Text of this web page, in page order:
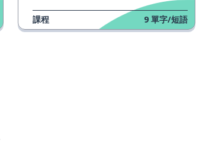
課程 9 單字/短語